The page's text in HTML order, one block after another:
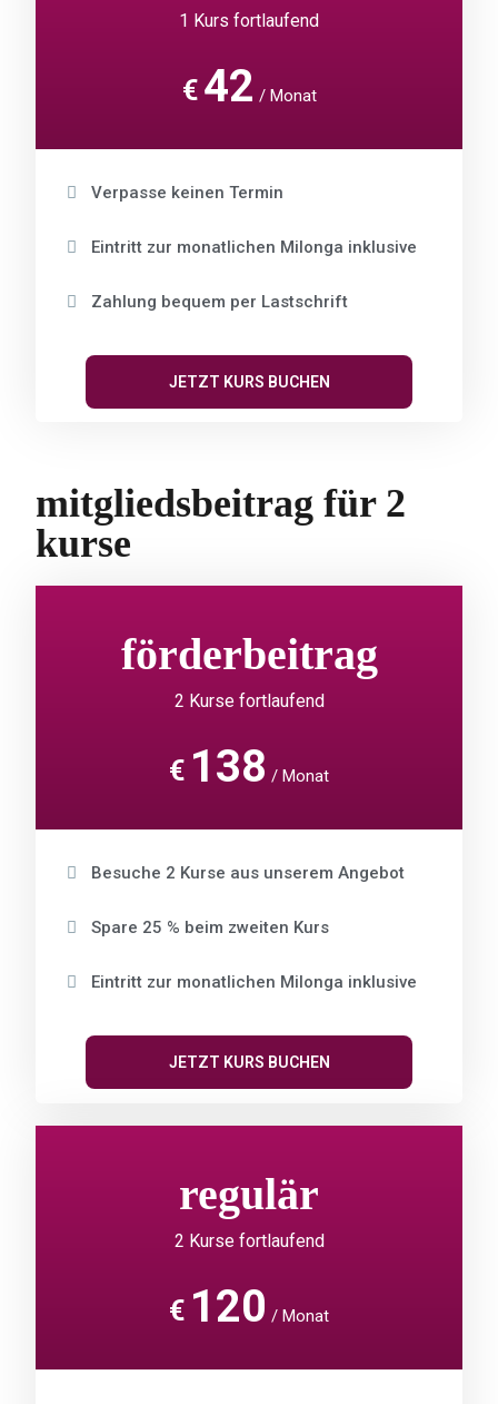
1 Kurs fortlaufend
€ 42 Monat
Verpasse keinen Termin
Eintritt zur monatlichen Milonga inklusive
Zahlung bequem per Lastschrift
JETZT KURS BUCHEN
mitgliedsbeitrag für 2
kurse
förderbeitrag
2 Kurse fortlaufend
€ 138 Monat
Besuche 2 Kurse aus unserem Angebot
Spare 25 % beim zweiten Kurs
Eintritt zur monatlichen Milonga inklusive
JETZT KURS BUCHEN
regulär
2 Kurse fortlaufend
€ 120 Monat